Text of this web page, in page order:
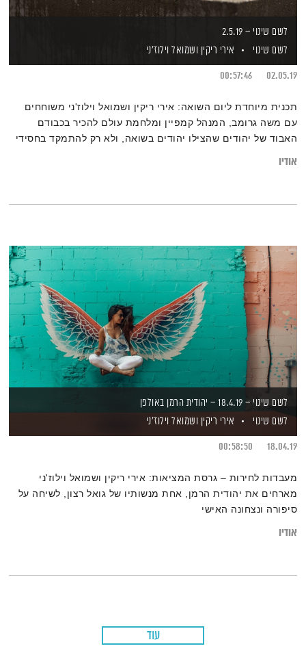
לשם שינוי – 2.5.19
לשם שינוי
אירי ריקין ושמואל וילוז'ני
02.05.19
00:57:46
תכנית מיוחדת ליום השואה: אירי ריקין ושמואל וילוז'ני משוחחים
עם משה גרומב, המנהל קמפיין ומלחמת עולם להכיר בכבודם
האבוד של יהודים שהצילו יהודים בשואה, ולא רק להתמקד בחסידי
אודיו
לשם שינוי – 18.4.19 – יהודית הרמן באולפן
לשם שינוי
אירי ריקין ושמואל וילוז'ני
18.04.19
00:58:50
מעבדות לחירות – גרסת המציאות: אירי ריקין ושמואל וילוז'ני
מארחים את יהודית הרמן, אחת מנשותיו של גואל רצון, לשיחה על
סיפורה ונצחונה האישי
אודיו
עוד